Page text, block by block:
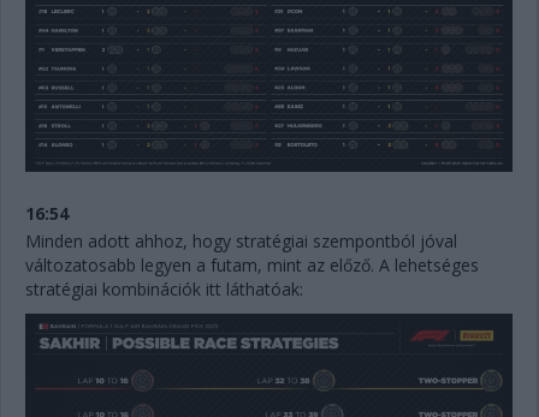
16:54
Minden adott ahhoz, hogy stratégiai szempontból jóval
változatosabb legyen a futam, mint az előző. A lehetséges
stratégiai kombinációk itt láthatóak: